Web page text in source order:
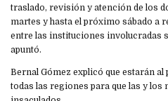
traslado, revisión y atención de los
martes y hasta el próximo sábado a
entre las instituciones involucradas
apuntó.
Bernal Gómez explicó que estarán al
todas las regiones para que las y